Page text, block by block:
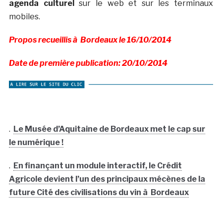
agenda culturel
sur le web et sur les terminaux
mobiles.
Propos recueillis à Bordeaux le 16/10/2014
Date de première publication: 20/10/2014
. Le Musée d’Aquitaine de Bordeaux met le cap sur
le numérique !
. En finançant un module interactif, le Crédit
Agricole devient l’un des principaux mécènes de la
future Cité des civilisations du vin à Bordeaux